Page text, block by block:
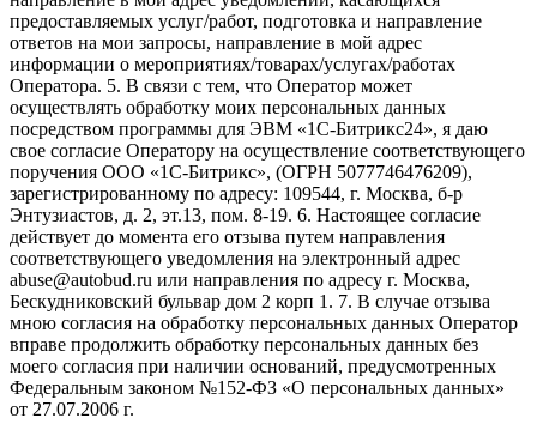
предоставляемых услуг/работ, подготовка и направление
ответов на мои запросы, направление в мой адрес
информации о мероприятиях/товарах/услугах/работах
Оператора. 5. В связи с тем, что Оператор может
осуществлять обработку моих персональных данных
посредством программы для ЭВМ «1С-Битрикс24», я даю
свое согласие Оператору на осуществление соответствующего
поручения ООО «1С-Битрикс», (ОГРН 5077746476209),
зарегистрированному по адресу: 109544, г. Москва, б-р
Энтузиастов, д. 2, эт.13, пом. 8-19. 6. Настоящее согласие
действует до момента его отзыва путем направления
соответствующего уведомления на электронный адрес
abuse@autobud.ru или направления по адресу г. Москва,
Бескудниковский бульвар дом 2 корп 1. 7. В случае отзыва
мною согласия на обработку персональных данных Оператор
вправе продолжить обработку персональных данных без
моего согласия при наличии оснований, предусмотренных
Федеральным законом №152-ФЗ «О персональных данных»
от 27.07.2006 г.